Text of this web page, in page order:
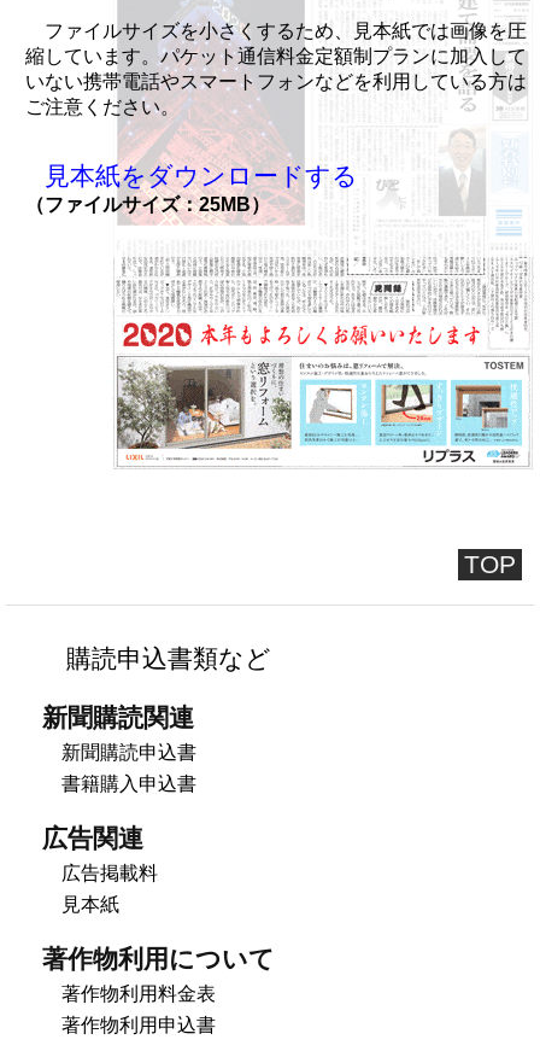
ファイルサイズを小さくするため、見本紙では画像を圧
縮しています。パケット通信料金定額制プランに加入して
いない携帯電話やスマートフォンなどを利用している方は
ご注意ください。
見本紙をダウンロードする
（ファイルサイズ：25MB）
TOP
購読申込書類など
新聞購読関連
新聞購読申込書
書籍購入申込書
広告関連
広告掲載料
見本紙
著作物利用について
著作物利用料金表
著作物利用申込書